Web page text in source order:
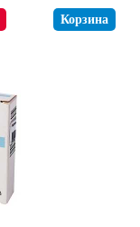
Корзина